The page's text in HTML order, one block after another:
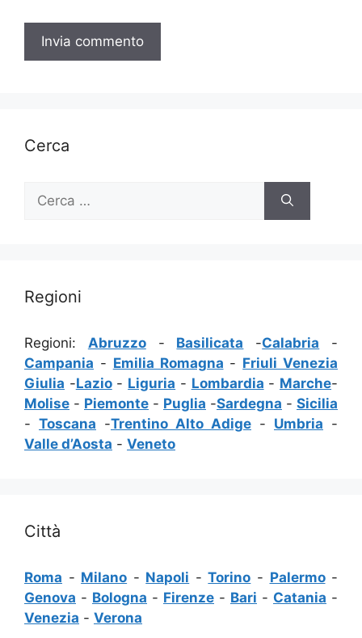
Cerca
per:
Regioni
Regioni: Abruzzo- Basilicata -Calabria -
Campania - Emilia Romagna - Friuli Venezia
Giulia -Lazio- Liguria - Lombardia - Marche-
Molise - Piemonte - Puglia -Sardegna - Sicilia
- Toscana -Trentino Alto Adige - Umbria -
Valle d’Aosta - Veneto
Città
Roma - Milano - Napoli -Torino - Palermo-
Genova - Bologna - Firenze - Bari - Catania -
Venezia - Verona